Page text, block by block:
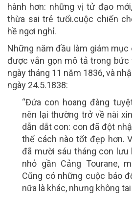
hành hơn: những vị tử đạo
thừa sai trẻ tưổi.cuộc chiến
hề ngơi nghỉ.
Những năm đầu làm giám
được vắn gọn mô tả trong bức
ngày tháng 11 năm 1836, và
ngày 24.5.1838:
“Đứa con hoang đàng
nên lại thường trở về nài
dẫn dắt con: con đã đột
thể cách nào tốt đẹp hơn.
đã mười sáu tháng con
nhỏ gần Cảng Tourane,
Cũng có những cuộc báo
nữa là khác, nhưng không tai